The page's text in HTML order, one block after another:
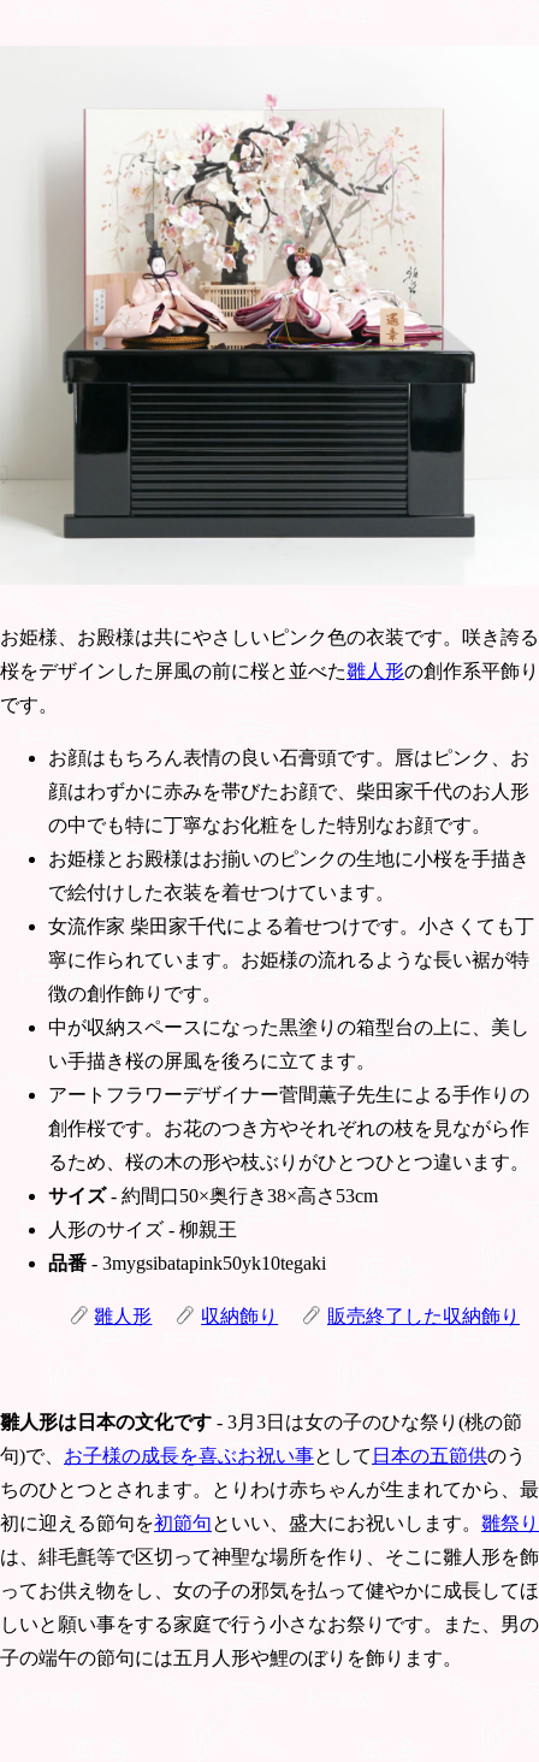
お姫様、お殿様は共にやさしいピンク色の衣装です。咲き誇る
桜をデザインした屏風の前に桜と並べた雛人形の創作系平飾り
です。
お顔はもちろん表情の良い石膏頭です。唇はピンク、お
顔はわずかに赤みを帯びたお顔で、柴田家千代のお人形
の中でも特に丁寧なお化粧をした特別なお顔です。
お姫様とお殿様はお揃いのピンクの生地に小桜を手描き
で絵付けした衣装を着せつけています。
女流作家 柴田家千代による着せつけです。小さくても丁
寧に作られています。お姫様の流れるような長い裾が特
徴の創作飾りです。
中が収納スペースになった黒塗りの箱型台の上に、美し
い手描き桜の屏風を後ろに立てます。
アートフラワーデザイナー菅間薫子先生による手作りの
創作桜です。お花のつき方やそれぞれの枝を見ながら作
るため、桜の木の形や枝ぶりがひとつひとつ違います。
サイズ- 約間口50×奥行き38×高さ53cm
人形のサイズ - 柳親王
品番 - 3mygsibatapink50yk10tegaki
雛人形 収納飾り 販売終了した収納飾り
雛人形は日本の文化です - 3月3日は女の子のひな祭り(桃の節
句)で、 お子様の成長を喜ぶお祝い事として 日本の五節供のう
ちのひとつとされます。とりわけ赤ちゃんが生まれてから、最
初に迎える節句を初節句といい、盛大にお祝いします。 雛祭り
は、緋毛氈等で区切って神聖な場所を作り、そこに雛人形を飾
ってお供え物をし、女の子の邪気を払って健やかに成長してほ
しいと願い事をする家庭で行う小さなお祭りです。また、男の
子の端午の節句には五月人形や鯉のぼりを飾ります。